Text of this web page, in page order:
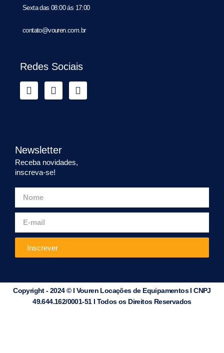
Sexta das 08:00 ás 17:00
contato@vouren.com.br
Redes Sociais
Newsletter
Receba novidades,
inscreva-se!
Inscrever
Copyright - 2024 © I Vouren Locações de Equipamentos I CNPJ
49.644.162/0001-51 I Todos os Direitos Reservados